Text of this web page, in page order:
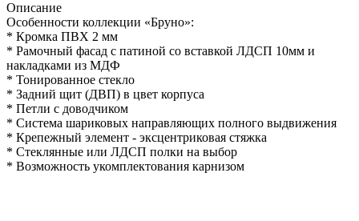
Описание
Особенности коллекции «Бруно»:
* Кромка ПВХ 2 мм
* Рамочный фасад с патиной со вставкой ЛДСП 10мм и
накладками из МДФ
* Тонированное стекло
* Задний щит (ДВП) в цвет корпуса
* Петли с доводчиком
* Система шариковых направляющих полного выдвижения
* Крепежный элемент - эксцентриковая стяжка
* Стеклянные или ЛДСП полки на выбор
* Возможность укомплектования карнизом